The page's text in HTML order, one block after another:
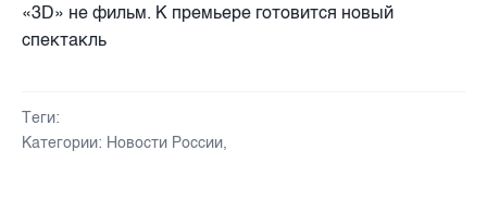
«3D» не фильм. К премьере готовится новый
спектакль
Теги:
Категории: Новости России,